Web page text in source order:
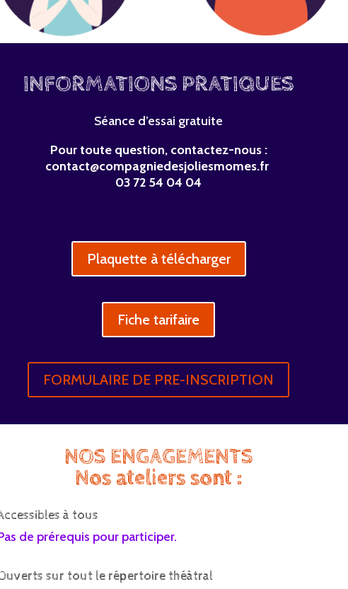
INFORMATIONS PRATIQUES
Séance d’essai gratuite
Pour toute question, contactez-nous :
contact@compagniedesjoliesmomes.fr
03 72 54 04 04
Plaquette à télécharger
Fiche tarifaire
FORMULAIRE DE PRE-INSCRIPTION
NOS ENGAGEMENTS
Nos ateliers sont :
à tous
de prérequis pour participer.
sur tout le répertoire théâtral